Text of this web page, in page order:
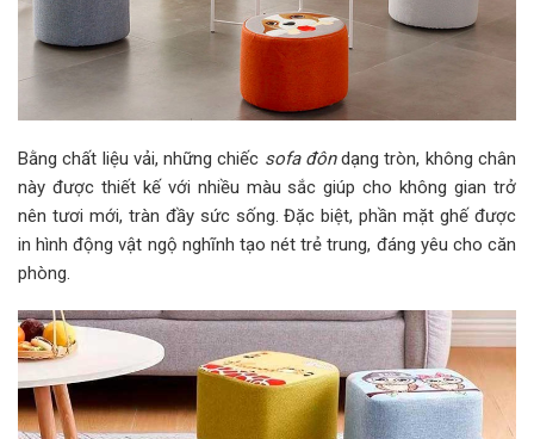
Bằng chất liệu vải, những chiếc sofa đôndạng tròn, không chân
này được thiết kế với nhiều màu sắc giúp cho không gian trở
nên tươi mới, tràn đầy sức sống. Đặc biệt, phần mặt ghế được
in hình động vật ngộ nghĩnh tạo nét trẻ trung, đáng yêu cho căn
phòng.